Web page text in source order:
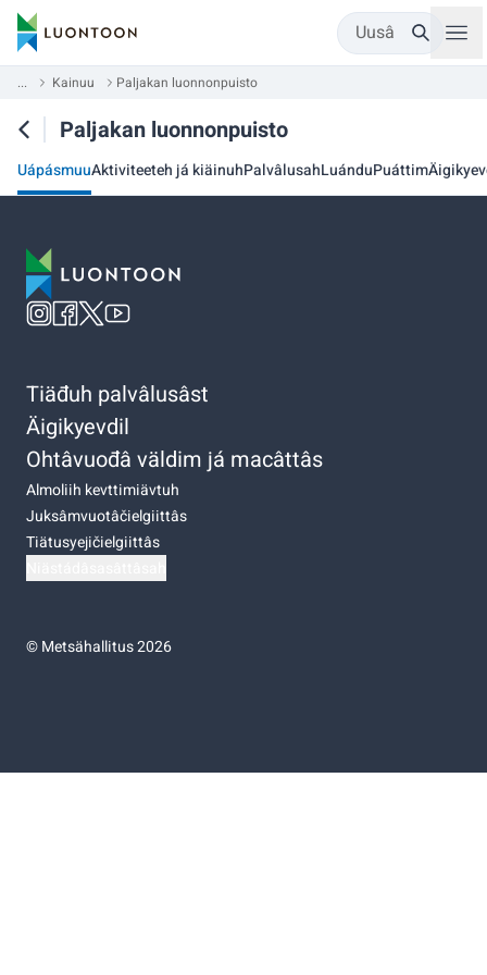
Uusâ
... Kainuu Paljakan luonnonpuisto
Paljakan luonnonpuisto
UápásmuuAktiviteeteh já kiäinuhPalvâlusahLuánduPuáttim
Tiäđuh palvâlusâst
Äigikyevdil
Ohtâvuođâ väldim já macâttâs
Almoliih kevttimiävtuh
Juksâmvuotâčielgiittâs
Tiätusyejičielgiittâs
©Metsähallitus 2026